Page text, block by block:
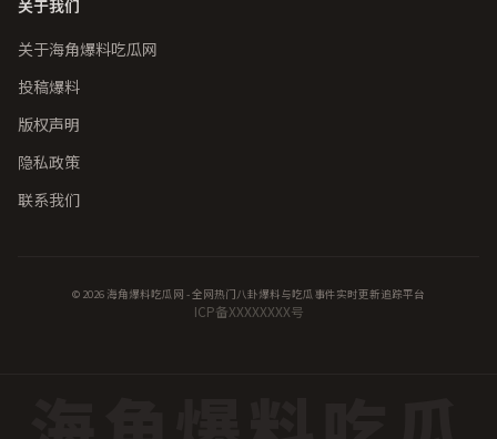
关于我们
关于海角爆料吃瓜网
投稿爆料
版权声明
隐私政策
联系我们
© 2026 海角爆料吃瓜网 - 全网热门八卦爆料与吃瓜事件实时更新追踪平台
ICP备XXXXXXXX号